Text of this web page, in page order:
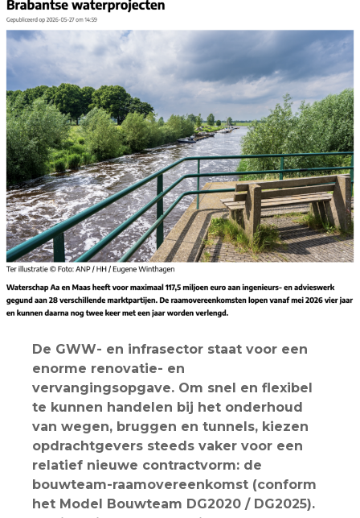
De GWW- en infrasector staat voor een
enorme renovatie- en
vervangingsopgave. Om snel en flexibel
te kunnen handelen bij het onderhoud
van wegen, bruggen en tunnels, kiezen
opdrachtgevers steeds vaker voor een
relatief nieuwe contractvorm: de
bouwteam-raamovereenkomst (conform
het Model Bouwteam DG2020 / DG2025).